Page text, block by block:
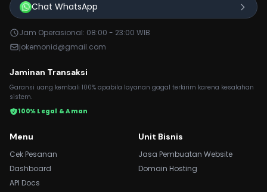
Chat WhatsApp
Jam Operasional: 08:00 - 23:00 WIB
jokemonid@gmail.com
Jaminan Transaksi
Garansi uang kembali 100% apabila layanan gagal terkirim karena kesalahan
sistem.
100% Legal & Aman
Menu
Cek Pesanan
Dashboard
API Docs
Unit Bisnis
Jasa Pembuatan Website
Domain Hosting